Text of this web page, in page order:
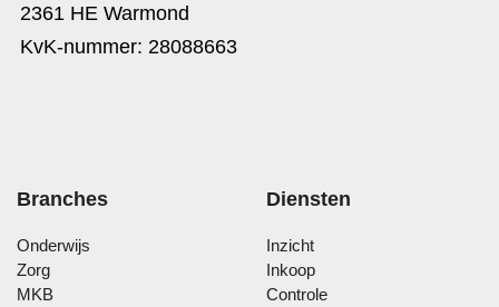
2361 HE Warmond
KvK-nummer: 28088663
Branches
Onderwijs
Zorg
MKB
Diensten
Inzicht
Inkoop
Controle